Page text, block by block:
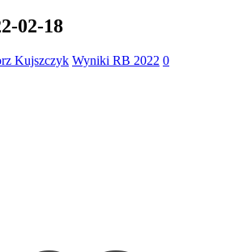
02-18
Kujszczyk Wyniki RB 2022 0